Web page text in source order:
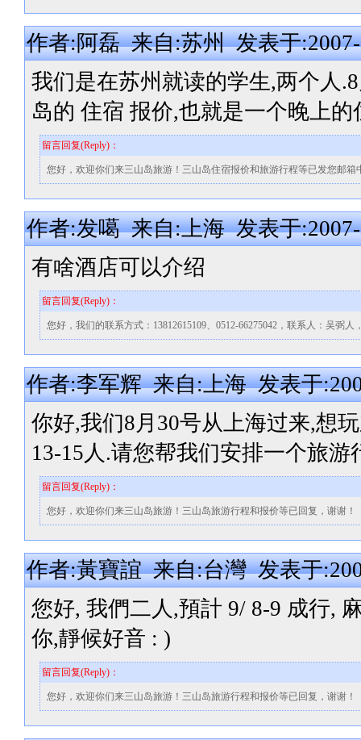
作者:阿磊 来自:苏州 发表于
我们是在苏州就读的学生,两个人
岛的 住宿 报价,也就是一个晚上的
留言回复(Reply)：
您好，欢迎你们来三山岛旅游！三山岛住宿报价和旅游行程等已发您邮箱
作者:发噶 来自:上海 发表于
有啥酒店可以介绍
留言回复(Reply)：
您好，我们的联系方式：13812615109、0512-66275042，联系人：吴弼人
作者:李军辉 来自:上海 发表于
你好,我们8月30号从上海过来,想
13-15人.请您帮我们安排一个旅
留言回复(Reply)：
您好，欢迎你们来三山岛旅游！三山岛旅游行程和报价等已回复，谢谢！
作者:黃寶誼 来自:台灣 发表于
您好, 我們二人,預計 9/ 8-9 成行,
你,靜候好音 : )
留言回复(Reply)：
您好，欢迎你们来三山岛旅游！三山岛旅游行程和报价等已回复，谢谢！